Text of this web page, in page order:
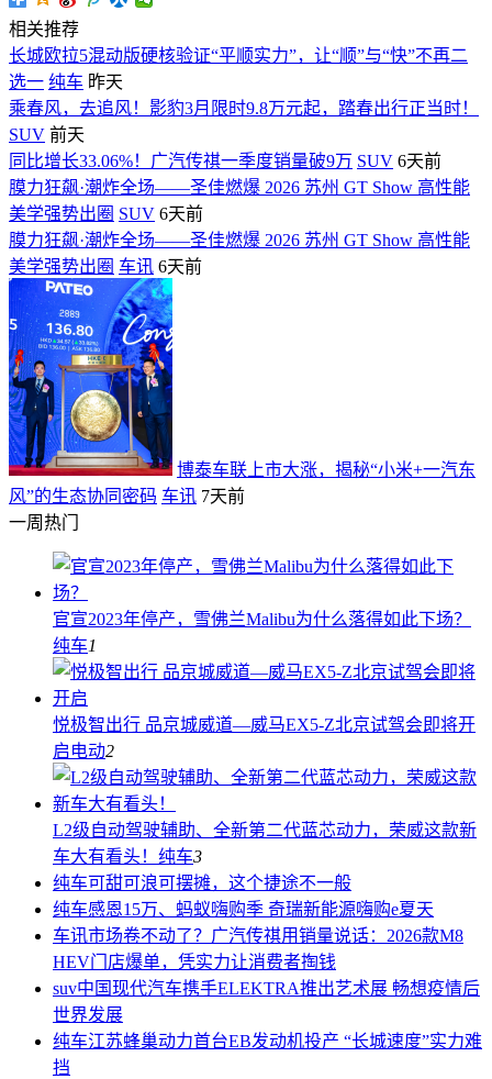
相关推荐
长城欧拉5混动版硬核验证“平顺实力”，让“顺”与“快”不再二
选一 纯车 昨天
乘春风，去追风！影豹3月限时9.8万元起，踏春出行正当时！
SUV 前天
同比增长33.06%！广汽传祺一季度销量破9万 SUV 6天前
膜力狂飙·潮炸全场——圣佳燃爆 2026 苏州 GT Show 高性能
美学强势出圈 SUV 6天前
膜力狂飙·潮炸全场——圣佳燃爆 2026 苏州 GT Show 高性能
美学强势出圈 车讯 6天前
博泰车联上市大涨，揭秘“小米+一汽东
风”的生态协同密码 车讯 7天前
一周热门
官宣2023年停产，雪佛兰Malibu为什么落得如此下场？
纯车1
悦极智出行 品京城威道—威马EX5-Z北京试驾会即将开
启电动2
L2级自动驾驶辅助、全新第二代蓝芯动力，荣威这款新
车大有看头！ 纯车3
纯车可甜可浪可摆摊，这个捷途不一般
纯车感恩15万、蚂蚁嗨购季 奇瑞新能源嗨购e夏天
车讯市场卷不动了？广汽传祺用销量说话：2026款M8
HEV门店爆单，凭实力让消费者掏钱
suv中国现代汽车携手ELEKTRA推出艺术展 畅想疫情后
世界发展
纯车江苏蜂巢动力首台EB发动机投产 “长城速度”实力难
挡